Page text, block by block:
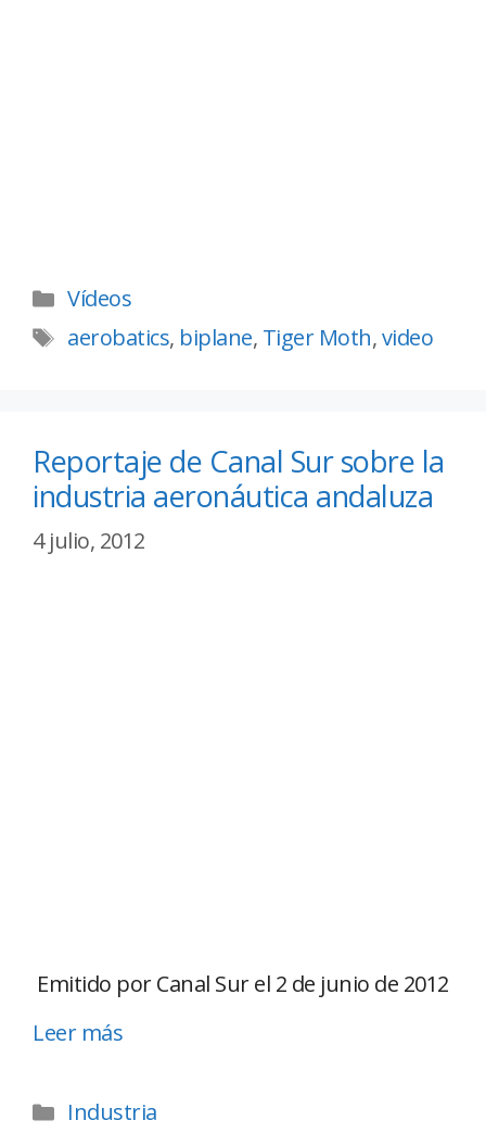
Vídeos
aerobatics, biplane, Tiger Moth,video
Reportaje de Canal Sur sobre la
industria aeronáutica andaluza
4 julio, 2012
Emitido por Canal Sur el 2 de junio de 2012
Leer más
Industria